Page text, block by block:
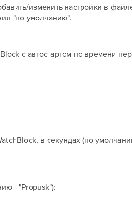
изменить настройки в
"по умолчанию".
с автостартом по времени
в секундах (по
- "Propusk"):